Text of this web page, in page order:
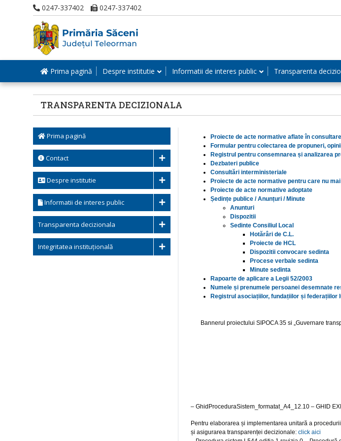
0247-337402 0247-337402
Prima pagină Despre institutie Informatii de interes public Transparenta
TRANSPARENTA DECIZIONALA
Prima pagină
Contact
Despre institutie
Informatii de interes public
Transparenta decizionala
Integritatea instituțională
Proiecte de acte normative aflate în
Formular pentru colectarea de propuneri,
Registrul pentru consemnarea și analizarea
Dezbateri publice
Consultări interministeriale
Proiecte de acte normative pentru care nu
Proiecte de acte normative adoptate
Ședințe publice / Anunțuri / Minute
Anunturi
Dispozitii
Sedinte Consiliul Local
Hotărâri de C.L.
Proiecte de HCL
Dispozitii convocare sedinta
Procese verbale sedinta
Minute sedinta
Rapoarte de aplicare a Legii 52/2003
Numele și prenumele persoanei desemnate
Registrul asociațiilor, fundațiilor și federațiilor
Bannerul proiectului SIPOCA 35 si „Guvernare
– GhidProceduraSistem_formatat_A4_12.10 – GHID
Pentru elaborarea și implementarea unitară a
și asigurarea transparenței decizionale: click aici